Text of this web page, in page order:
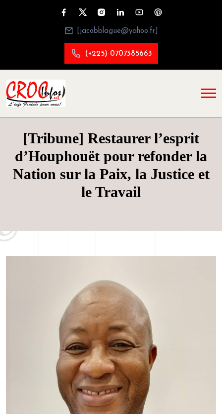
[jacobblague@yahoo.fr]
(+225) 0707385663
[Tribune] Restaurer l’esprit
d’Houphouët pour refonder la
Nation sur la Paix, la Justice et
le Travail